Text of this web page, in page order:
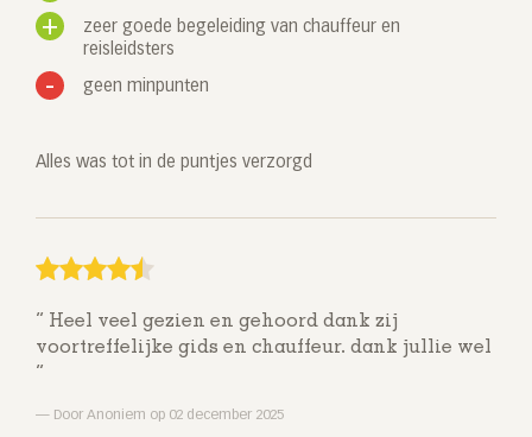
zeer goede begeleiding van chauffeur en
reisleidsters
geen minpunten
Alles was tot in de puntjes verzorgd
Heel veel gezien en gehoord dank zij
voortreffelijke gids en chauffeur. dank jullie wel
Door Anoniem op 02 december 2025